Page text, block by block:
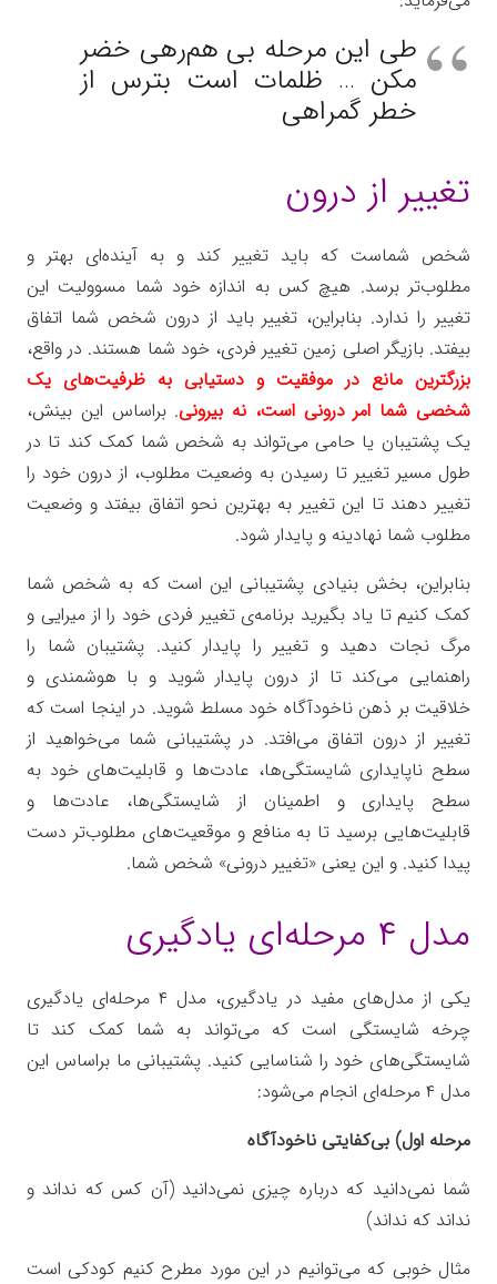
طی این مرحله بی هم‌رهی خضر
مکن … ظلمات است بترس از
خطر گمراهی
تغییر از درون
شخص شماست که باید تغییر کند و به آینده‌ای بهتر و
مطلوب‌تر برسد. هیچ کس به اندازه خود شما مسوولیت‌ این
تغییر را ندارد. بنابراین، تغییر باید از درون شخص شما اتفاق
بیفتد. بازیگر اصلی زمین تغییر فردی، خود شما هستند. در واقع،
بزرگترین مانع در موفقیت و دستیابی به ظرفیت‌های یک
شخصی شما امر درونی است، نه بیرونی. براساس این بینش،
یک پشتیبان یا حامی می‌تواند به شخص شما کمک کند تا در
طول مسیر تغییر تا رسیدن به وضعیت مطلوب، از درون خود را
تغییر دهند تا این تغییر به بهترین نحو اتفاق بیفتد و وضعیت
مطلوب شما نهادینه و پایدار شود.
بنابراین، بخش بنیادی پشتیبانی این است که به شخص شما
کمک کنیم تا یاد بگیرید برنامه‌ی تغییر فردی خود را از میرایی و
مرگ نجات دهید و تغییر را پایدار کنید. پشتیبان شما را
راهنمایی می‌کند تا از درون پایدار شوید و با هوشمندی و
خلاقیت بر ذهن ناخودآگاه خود مسلط شوید. در اینجا است که
تغییر از درون اتفاق می‌افتد. در پشتیبانی شما می‌خواهید از
سطح ناپایداری شایستگی‌ها، عادت‌ها و قابلیت‌های خود به
سطح پایداری و اطمینان از شایستگی‌ها، عادت‌ها و
قابلیت‌هایی برسید تا به منافع و موقعیت‌های مطلوب‌تر دست
پیدا کنید. و این یعنی «تغییر درونی» شخص شما.
مدل ۴ مرحله‌ای یادگیری
یکی از مدل‌های مفید در یادگیری، مدل ۴ مرحله‌ای یادگیری
چرخه شایستگی است که می‌تواند به شما کمک کند تا
شایستگی‌های خود را شناسایی کنید. پشتیبانی ما براساس این
مدل ۴ مرحله‌ای انجام می‌شود:
مرحله اول) بی‌کفایتی ناخودآگاه
شما نمی‌دانید که درباره چیزی نمی‌دانید (آن کس که نداند و
نداند که نداند)
مثال خوبی که می‌توانیم در این مورد مطرح کنیم کودکی است